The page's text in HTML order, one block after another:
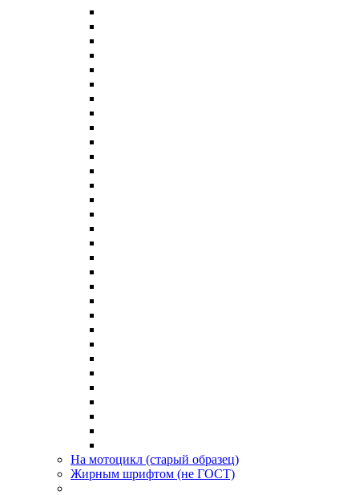
На мотоцикл (старый образец)
Жирным шрифтом (не ГОСТ)